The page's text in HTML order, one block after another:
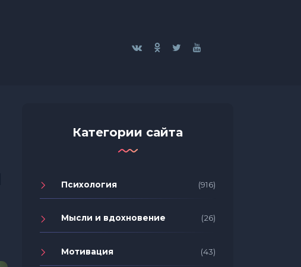
Категории сайта
Психология (916)
Мысли и вдохновение (26)
Мотивация (43)